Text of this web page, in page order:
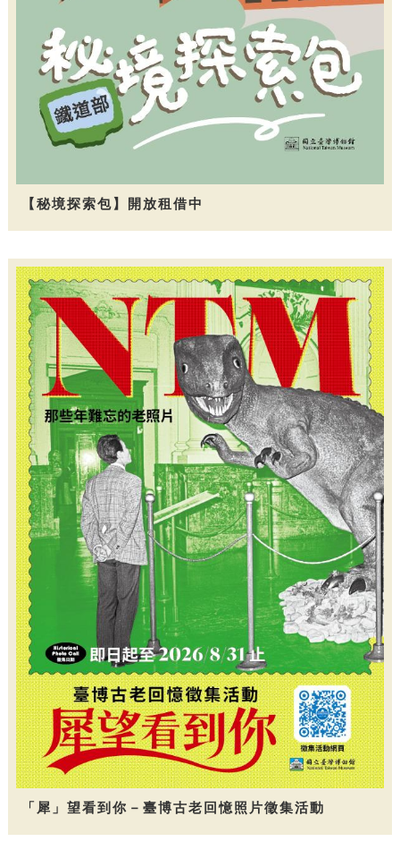
【秘境探索包】開放租借中
「犀」望看到你－臺博古老回憶照片徵集活動